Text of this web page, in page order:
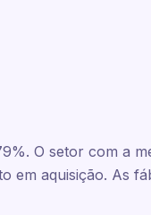
O setor com a
em aquisição. As